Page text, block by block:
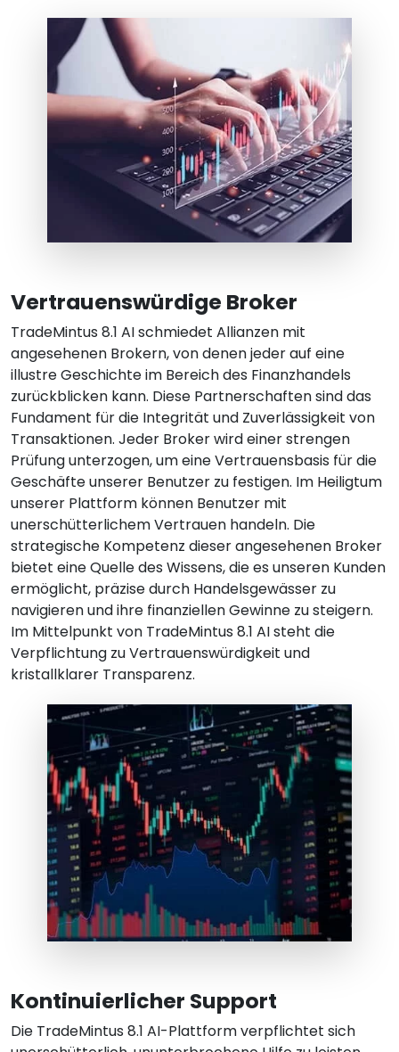
Vertrauenswürdige Broker
TradeMintus 8.1 AI schmiedet Allianzen mit
angesehenen Brokern, von denen jeder auf eine
illustre Geschichte im Bereich des Finanzhandels
zurückblicken kann. Diese Partnerschaften sind das
Fundament für die Integrität und Zuverlässigkeit von
Transaktionen. Jeder Broker wird einer strengen
Prüfung unterzogen, um eine Vertrauensbasis für die
Geschäfte unserer Benutzer zu festigen. Im Heiligtum
unserer Plattform können Benutzer mit
unerschütterlichem Vertrauen handeln. Die
strategische Kompetenz dieser angesehenen Broker
bietet eine Quelle des Wissens, die es unseren Kunden
ermöglicht, präzise durch Handelsgewässer zu
navigieren und ihre finanziellen Gewinne zu steigern.
Im Mittelpunkt von TradeMintus 8.1 AI steht die
Verpflichtung zu Vertrauenswürdigkeit und
kristallklarer Transparenz.
Kontinuierlicher Support
Die TradeMintus 8.1 AI-Plattform verpflichtet sich